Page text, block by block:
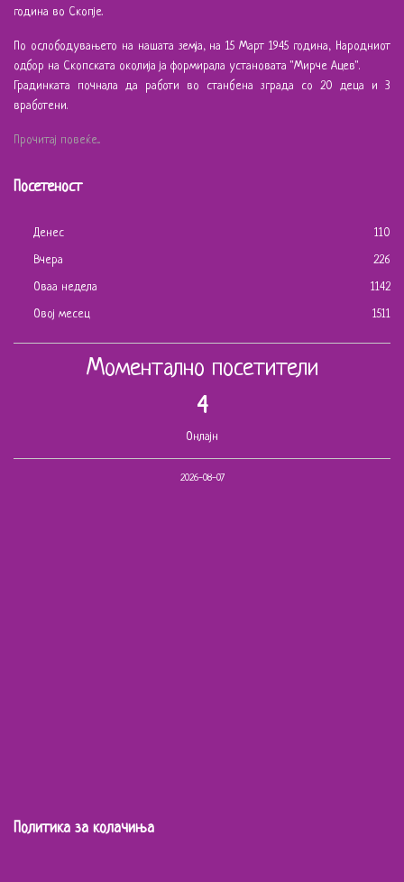
година во Скопје.
По ослободувањето на нашата земја, на 15 Март 1945 година, Народниот
одбор на Скопската околија ја формирала установата "Мирче Ацев".
Градинката почнала да работи во станбена зграда со 20 деца и 3
вработени.
Прочитај повеќе...
Посетеност
Денес
110
Вчера
226
Оваа недела
1142
Овој месец
1511
Моментално посетители
4
Онлајн
2026-08-07
Политика за колачиња